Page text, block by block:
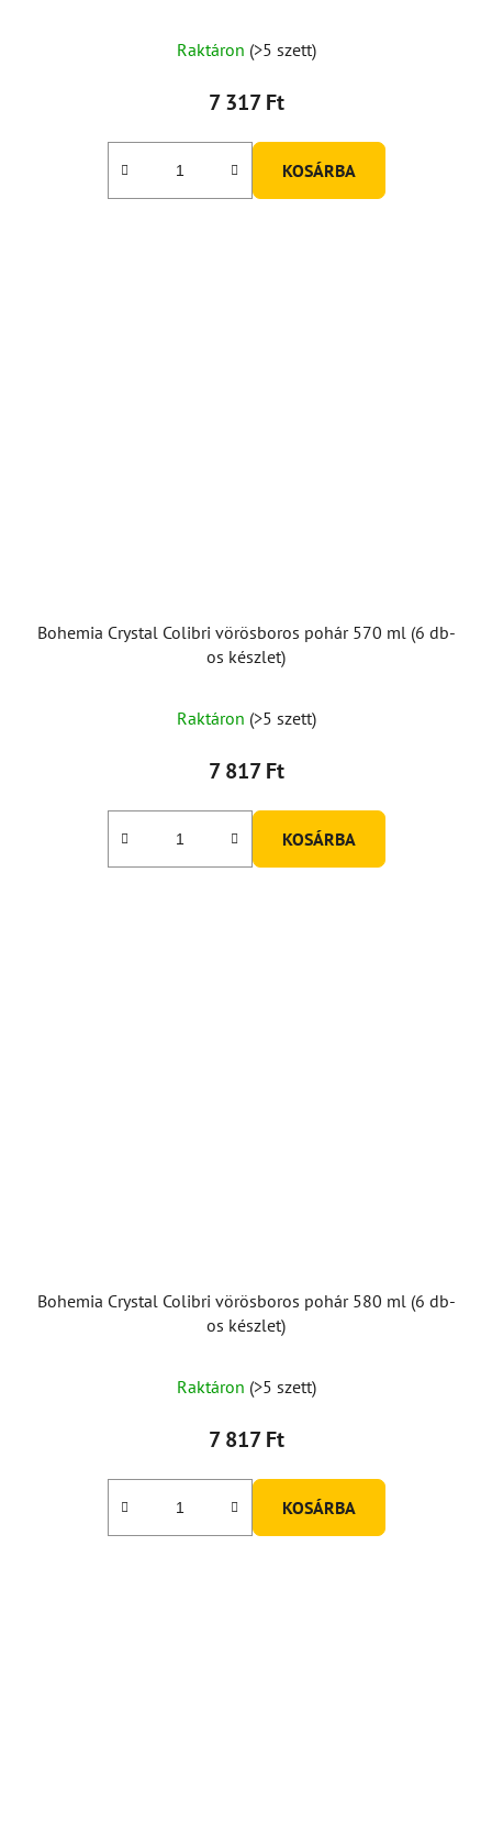
termék
átlagos
5-
Raktáron (>5 szett)
7 317 Ft
KOSÁRBA
Bohemia Crystal Colibri vörösboros pohár 570 ml (6 db-
os készlet)
Raktáron (>5 szett)
7 817 Ft
KOSÁRBA
Bohemia Crystal Colibri vörösboros pohár 580 ml (6 db-
os készlet)
Raktáron (>5 szett)
7 817 Ft
KOSÁRBA